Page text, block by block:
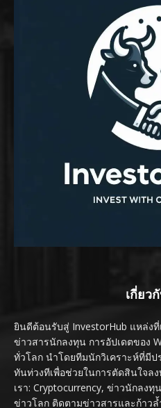
เกี่ยว
ยินดีต้อนรับสู่ InvestorHub แหล่ง
ข่าวสารนักลงทุน การอัปเดตของ
ทั่วโลก นำโดยทีมนักวิเคราะห์ที่มี
ทันท่วงทีเพื่อช่วยในการตัดสินใจ
เรา: Cryptocurrency, ข่าวนักลงทุ
ข่าวโลก ติดตามข่าวสารและก้าว